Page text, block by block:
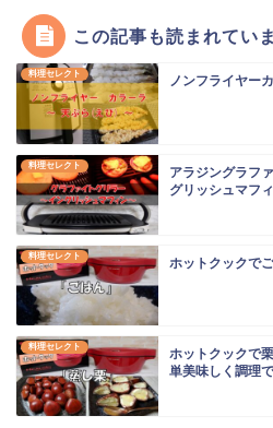
この記事も読まれてい
料理セレクト ノンフライヤー
料理セレクト
アラジングラフ
グリッシュマフ
料理セレクト ホットクックで
料理セレクト
ホットクックで
単美味しく調理